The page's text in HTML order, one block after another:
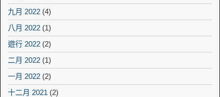
九月 2022 (4)
八月 2022 (1)
遊行 2022 (2)
二月 2022 (1)
一月 2022 (2)
十二月 2021 (2)